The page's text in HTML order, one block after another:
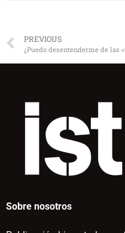
PREVIOUS
Sobre nosotros